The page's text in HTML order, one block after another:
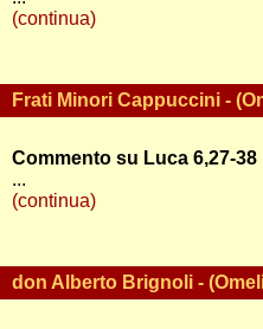
(continua)
Frati Minori Cappuccini -
Commento su Luca 6,27-38
...
(continua)
don Alberto Brignoli -